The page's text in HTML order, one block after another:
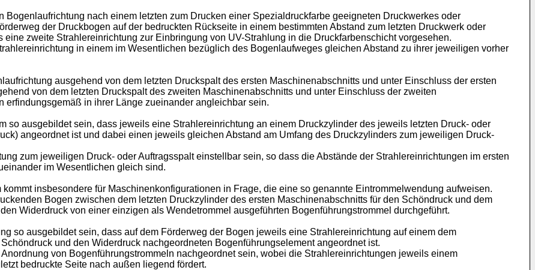
nach einem letzten zum Drucken einer Spezialdruckfarbe geeigneten Druckwerkes oder
der Druckbogen auf der bedruckten Rückseite in einem bestimmten Abstand zum letzten Druckwerk oder
zweite Strahlereinrichtung zur Einbringung von UV-Strahlung in die Druckfarbenschicht vorgesehen.
in einem im Wesentlichen bezüglich des Bogenlaufweges gleichen Abstand zu ihrer jeweiligen vorher
ausgehend von dem letzten Druckspalt des ersten Maschinenabschnitts und unter Einschluss der ersten
von dem letzten Druckspalt des zweiten Maschinenabschnitts und unter Einschluss der zweiten
in ihrer Länge zueinander angleichbar sein.
so ausgebildet sein, dass jeweils eine Strahlereinrichtung an einem Druckzylinder des jeweils letzten Druck- oder
angeordnet ist und dabei einen jeweils gleichen Abstand am Umfang des Druckzylinders zum jeweiligen Druck-
zum jeweiligen Druck- oder Auftragsspalt einstellbar sein, so dass die Abstände der Strahlereinrichtungen im ersten
im Wesentlichen gleich sind.
insbesondere für Maschinenkonfigurationen in Frage, die eine so genannte Eintrommelwendung aufweisen.
Bogen zwischen dem letzten Druckzylinder des ersten Maschinenabschnitts für den Schöndruck und dem
Widerdruck von einer einzigen als Wendetrommel ausgeführten Bogenführungstrommel durchgeführt.
so ausgebildet sein, dass auf dem Förderweg der Bogen jeweils eine Strahlereinrichtung auf einem dem
und den Widerdruck nachgeordneten Bogenführungselement angeordnet ist.
von Bogenführungstrommeln nachgeordnet sein, wobei die Strahlereinrichtungen jeweils einem
bedruckte Seite nach außen liegend fördert.